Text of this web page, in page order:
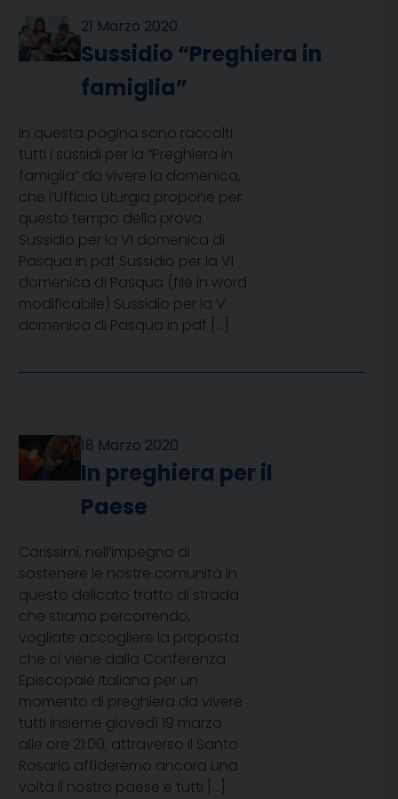
21 Marzo 2020
Sussidio “Preghiera in
famiglia”
In questa pagina sono raccolti
tutti i sussidi per la “Preghiera in
famiglia” da vivere la domenica,
che l’Ufficio Liturgia propone per
questo tempo della prova.
Sussidio per la VI domenica di
Pasqua in pdf Sussidio per la VI
domenica di Pasqua (file in word
modificabile) Sussidio per la V
domenica di Pasqua in pdf […]
18 Marzo 2020
In preghiera per il
Paese
Carissimi, nell’impegno di
sostenere le nostre comunità in
questo delicato tratto di strada
che stiamo percorrendo,
vogliate accogliere la proposta
che ci viene dalla Conferenza
Episcopale Italiana per un
momento di preghiera da vivere
tutti insieme giovedì 19 marzo
alle ore 21:00; attraverso il Santo
Rosario affideremo ancora una
volta il nostro paese e tutti […]